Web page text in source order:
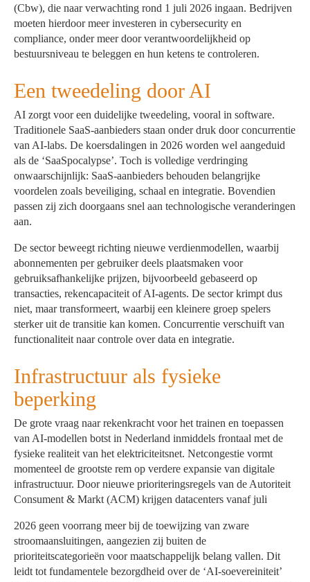
(Cbw), die naar verwachting rond 1 juli 2026 ingaan. Bedrijven
moeten hierdoor meer investeren in cybersecurity en
compliance, onder meer door verantwoordelijkheid op
bestuursniveau te beleggen en hun ketens te controleren.
Een tweedeling door AI
AI zorgt voor een duidelijke tweedeling, vooral in software.
Traditionele SaaS-aanbieders staan onder druk door concurrentie
van AI-labs. De koersdalingen in 2026 worden wel aangeduid
als de ‘SaaSpocalypse’. Toch is volledige verdringing
onwaarschijnlijk: SaaS-aanbieders behouden belangrijke
voordelen zoals beveiliging, schaal en integratie. Bovendien
passen zij zich doorgaans snel aan technologische veranderingen
aan.
De sector beweegt richting nieuwe verdienmodellen, waarbij
abonnementen per gebruiker deelsplaatsmaken voor
gebruiksafhankelijke prijzen, bijvoorbeeld gebaseerd op
transacties, rekencapaciteit of AI-agents. De sector krimpt dus
niet, maar transformeert, waarbij een kleinere groep spelers
sterker uit de transitie kan komen. Concurrentie verschuift van
functionaliteit naar controle over data en integratie.
Infrastructuur als fysieke
beperking
De grote vraag naar rekenkracht voor het trainen en toepassen
van AI-modellen botst in Nederland inmiddels frontaal met de
fysieke realiteit van het elektriciteitsnet. Netcongestie vormt
momenteel de grootste rem op verdere expansie van digitale
infrastructuur. Door nieuwe prioriteringsregels van de Autoriteit
Consument & Markt (ACM) krijgen datacenters vanaf juli
2026 geen voorrang meer bij de toewijzing van zware
stroomaansluitingen, aangezien zij buiten de
prioriteitscategorieën voor maatschappelijk belang vallen. Dit
leidt tot fundamentele bezorgdheid over de ‘AI-soevereiniteit’